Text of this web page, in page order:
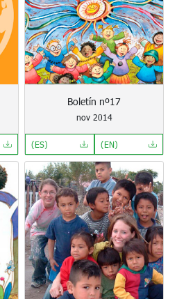
Boletín nº17
nov 2014
(ES) (EN)